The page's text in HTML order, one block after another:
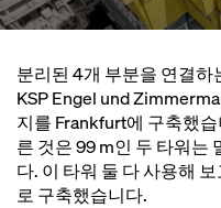
분리된 4개 부분을 연결
KSP Engel und
지를 Frankfurt에 구축했
른 것은 99 m인 두 타워는
다. 이 타워 둘 다 사용해
로 구축했습니다.